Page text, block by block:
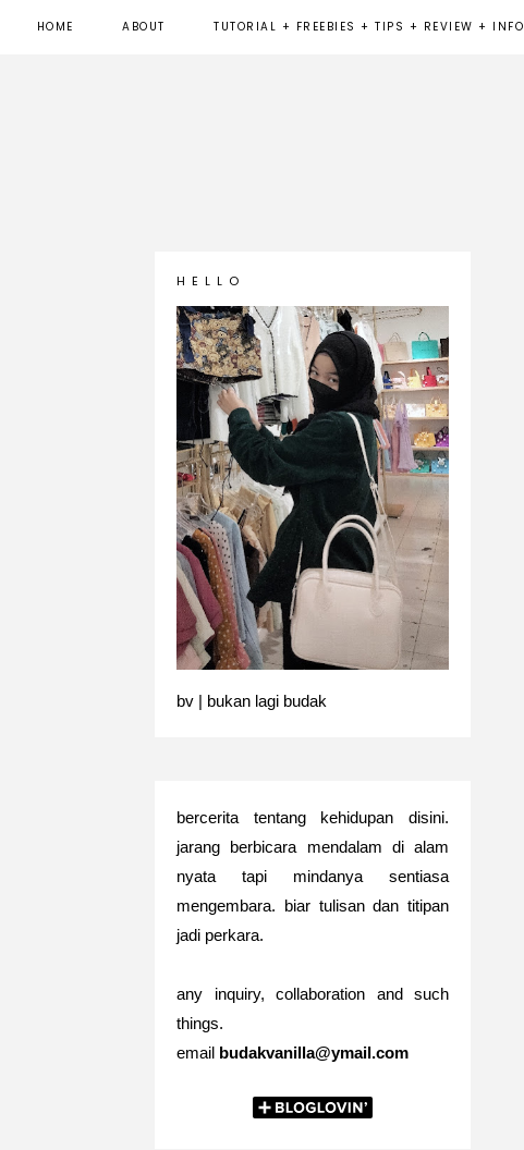
HOME ABOUT TUTORIAL + FREEBIES + TIPS + REVIEW + INFO
H E L L O
bv | bukan lagi budak
bercerita tentang kehidupan disini.
jarang berbicara mendalam di alam
nyata tapi mindanya sentiasa
mengembara. biar tulisan dan titipan
jadi perkara.
any inquiry, collaboration and such
things.
email budakvanilla@ymail.com